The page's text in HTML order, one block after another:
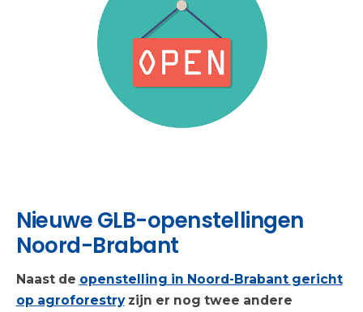
Nieuwe GLB-openstellingen
Noord-Brabant
Naast de openstelling in Noord-Brabant gericht
op agroforestryzijn er nog twee andere